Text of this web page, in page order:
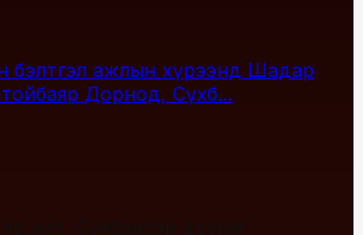
бэлтгэл ажлын хүрээнд Шадар
Дорнод, Сүхб...